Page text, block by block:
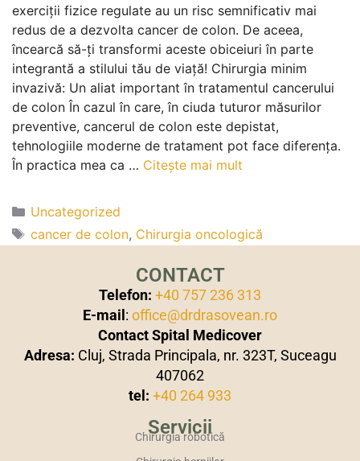
exerciții fizice regulate au un risc semnificativ mai
redus de a dezvolta cancer de colon. De aceea,
încearcă să-ți transformi aceste obiceiuri în parte
integrantă a stilului tău de viață! Chirurgia minim
invazivă: Un aliat important în tratamentul cancerului
de colon În cazul în care, în ciuda tuturor măsurilor
preventive, cancerul de colon este depistat,
tehnologiile moderne de tratament pot face diferența.
În practica mea ca … Citește mai mult
Uncategorized
cancer de colon, Chirurgia oncologică
CONTACT
Telefon: +40 757 236 313
E-mail: office@drdrasovean.ro
Contact Spital Medicover
Adresa: Cluj, Strada Principala, nr. 323T, Suceagu
407062
tel: +40 264 933
Servicii
Chirurgia robotică